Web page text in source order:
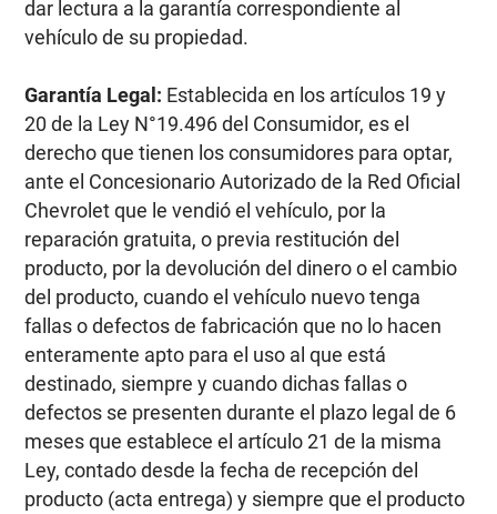
dar lectura a la garantía correspondiente al
vehículo de su propiedad.
Garantía Legal: Establecida en los artículos 19 y
20 de la Ley N°19.496 del Consumidor, es el
derecho que tienen los consumidores para optar,
ante el Concesionario Autorizado de la Red Oficial
Chevrolet que le vendió el vehículo, por la
reparación gratuita, o previa restitución del
producto, por la devolución del dinero o el cambio
del producto, cuando el vehículo nuevo tenga
fallas o defectos de fabricación que no lo hacen
enteramente apto para el uso al que está
destinado, siempre y cuando dichas fallas o
defectos se presenten durante el plazo legal de 6
meses que establece el artículo 21 de la misma
Ley, contado desde la fecha de recepción del
producto (acta entrega) y siempre que el producto